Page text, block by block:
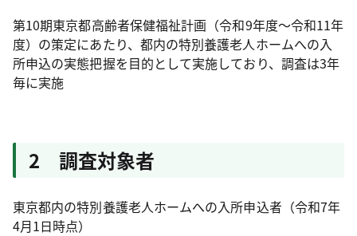
第10期東京都高齢者保健福祉計画（令和9年度～令和11年
度）の策定にあたり、都内の特別養護老人ホームへの入
所申込の実態把握を目的として実施しており、調査は3年
毎に実施
2 調査対象者
東京都内の特別養護老人ホームへの入所申込者（令和7年
4月1日時点）